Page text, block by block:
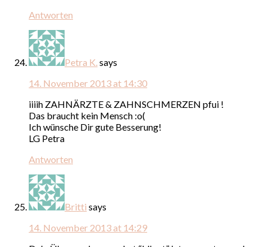
Antworten
Petra K. says
14. November 2013 at 14:30
iiiih ZAHNÄRZTE & ZAHNSCHMERZEN pfui !
Das braucht kein Mensch :o(
Ich wünsche Dir gute Besserung!
LG Petra
Antworten
Britti says
14. November 2013 at 14:29